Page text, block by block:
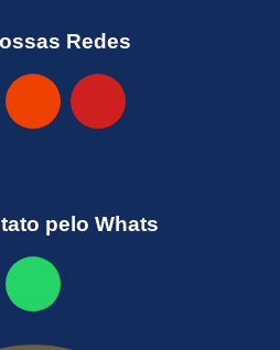
Redes
pelo Whats